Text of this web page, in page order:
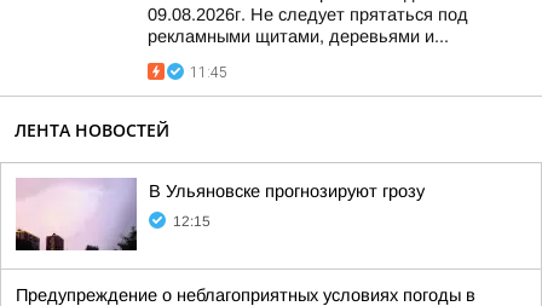
09.08.2026г. Не следует прятаться под
рекламными щитами, деревьями и...
11:45
ЛЕНТА НОВОСТЕЙ
В Ульяновске прогнозируют грозу
12:15
Предупреждение о неблагоприятных условиях погоды в